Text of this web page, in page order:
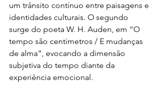
um trânsito contínuo entre paisagens e
identidades culturais. O segundo
surge do poeta W. H. Auden, em “O
tempo são centímetros / E mudanças
de alma”, evocando a dimensão
subjetiva do tempo diante da
experiência emocional.